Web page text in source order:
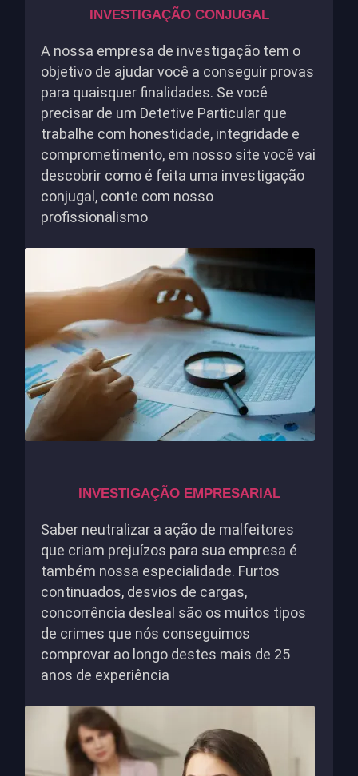
INVESTIGAÇÃO CONJUGAL
A nossa empresa de investigação tem o
objetivo de ajudar você a conseguir provas
para quaisquer finalidades. Se você
precisar de um Detetive Particular que
trabalhe com honestidade, integridade e
comprometimento, em nosso site você vai
descobrir como é feita uma investigação
conjugal, conte com nosso
profissionalismo
INVESTIGAÇÃO EMPRESARIAL
Saber neutralizar a ação de malfeitores
que criam prejuízos para sua empresa é
também nossa especialidade. Furtos
continuados, desvios de cargas,
concorrência desleal são os muitos tipos
de crimes que nós conseguimos
comprovar ao longo destes mais de 25
anos de experiência